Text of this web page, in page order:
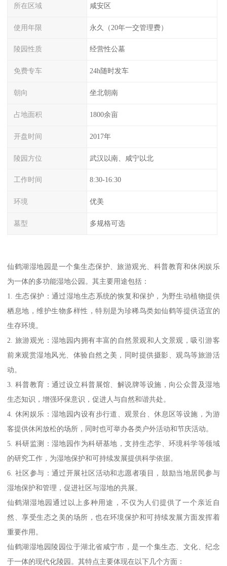
所在区域 咸安区
使用年限 永久（20年一交管理费）
陵园性质 经营性公墓
免费专车 24h随时发车
朝向 坐北朝南
占地面积 1800余亩
开盘时间 2017年
陵园方位 武汉以南、咸宁以北
工作时间 8:30-16:30
环境 优美
墓型 多规格可选
仙鹤湖湿地园是一个集生态保护、旅游观光、科普教育和休闲娱乐
为一体的多功能湿地公园。其主要用途包括：
1. 生态保护：通过湿地生态系统的恢复和保护，为野生动植物提供
栖息地，维护生物多样性，特别是为珍稀鸟类如仙鹤等提供适宜的
生存环境。
2. 旅游观光：湿地园内拥有丰富的自然景观和人文景观，吸引游客
前来观赏湿地风光、体验自然之美，同时提供摄影、观鸟等旅游活
动。
3. 科普教育：通过设立科普展馆、解说牌等设施，向公众普及湿地
生态知识，增强环保意识，促进人与自然和谐共处。
4. 休闲娱乐：湿地园内设有步行道、观景台、休息区等设施，为游
客提供休闲放松的场所，同时也可举办各类户外活动和节庆活动。
5. 科研监测：湿地园作为科研基地，支持生态学、环境科学等领域
的研究工作，为湿地保护和可持续发展提供科学依据。
6. 社区参与：通过开展社区活动和志愿者项目，鼓励当地居民参与
湿地保护和管理，促进社区与湿地的共展。
仙鹤湖湿地园通过以上多种用途，不仅为人们提供了一个亲近自
然、享受生态之美的场所，也在环境保护和可持续发展方面发挥着
重要作用。
仙鹤湖湿地园陵园位于湖北省咸宁市，是一个集生态、文化、纪念
于一体的现代化陵园。其特点主要体现在以下几个方面：